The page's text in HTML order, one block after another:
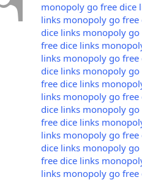
monopoly go free dice
links monopoly go free
dice links monopoly go
free dice links
links monopoly go free
dice links monopoly go
free dice links
links monopoly go free
dice links monopoly go
free dice links
links monopoly go free
dice links monopoly go
free dice links
links monopoly go free